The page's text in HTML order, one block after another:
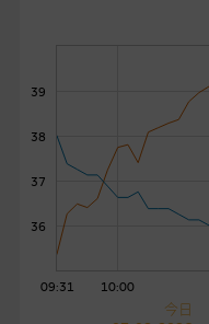
09:31 10:00
36
37
38
39
今日